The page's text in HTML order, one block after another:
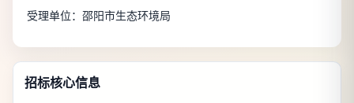
受理单位：邵阳市生态环境局
招标核心信息